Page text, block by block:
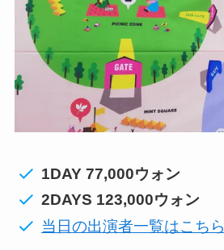
1DAY 77,000ウォン
2DAYS 123,000ウォン
当日の出演者一覧はこちら